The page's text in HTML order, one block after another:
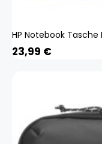
HP Notebook Tasche
23,99 €